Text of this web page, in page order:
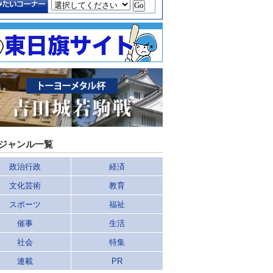
ャンル一覧
政治行政 経済
文化芸術 教育
スポーツ 福祉
催事 生活
社会 特集
連載 PR